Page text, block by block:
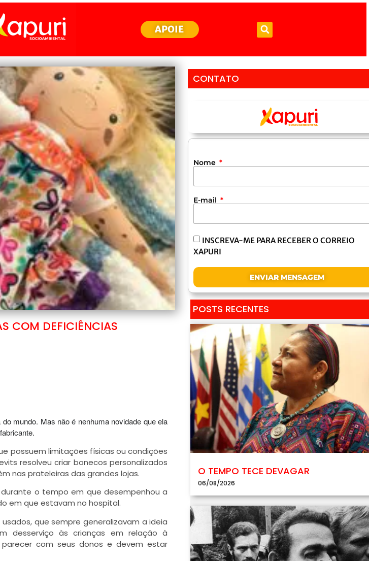
APOIE
COM DEFICIÊNCIAS
mundo. Mas não é nenhuma novidade que ela
possuem limitações físicas ou condições
resolveu criar bonecos personalizados
nas prateleiras das grandes lojas.
o tempo em que desempenhou a
em que estavam no hospital.
que sempre generalizavam a ideia
desserviço às crianças em relação à
com seus donos e devem estar
CONTATO
Nome
E-mail
INSCREVA-ME PARA RECEBER O CORREIO
XAPURI
ENVIAR MENSAGEM
POSTS RECENTES
O TEMPO TECE DEVAGAR
06/08/2026